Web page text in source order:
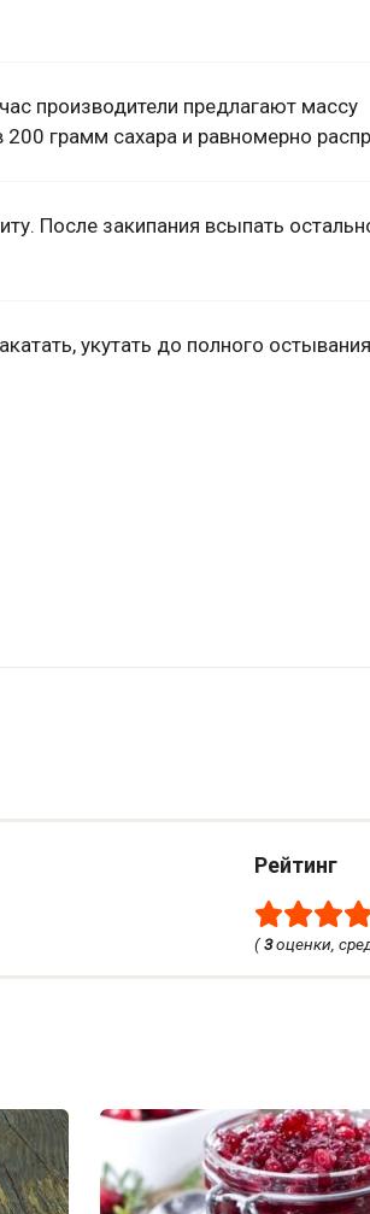
производители предлагают массу
грамм сахара и равномерно
После закипания всыпать
укутать до полного
Рейтинг
(3оценки,